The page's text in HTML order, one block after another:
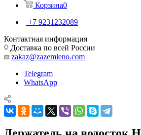
Корзина0
+7 9231232089
Контактная информация
Доставка по всей России
zakaz@zazemleno.com
Telegram
WhatsApp